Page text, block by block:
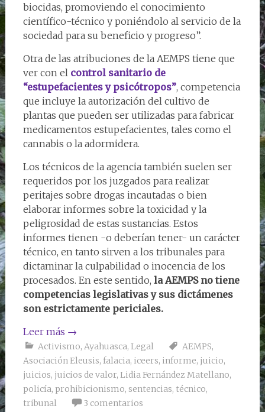
biocidas, promoviendo el conocimiento
científico-técnico y poniéndolo al servicio de la
sociedad para su beneficio y progreso”.
Otra de las atribuciones de la AEMPS tiene que
ver con el control sanitario de
“estupefacientes y psicótropos”, competencia
que incluye la autorización del cultivo de
plantas que pueden ser utilizadas para fabricar
medicamentos estupefacientes, tales como el
cannabis o la adormidera.
Los técnicos de la agencia también suelen ser
requeridos por los juzgados para realizar
peritajes sobre drogas incautadas o bien
elaborar informes sobre la toxicidad y la
peligrosidad de estas sustancias. Estos
informes tienen -o deberían tener- un carácter
técnico, en tanto sirven a los tribunales para
dictaminar la culpabilidad o inocencia de los
procesados. En este sentido, la AEMPS no tiene
competencias legislativas y sus dictámenes
son estrictamente periciales.
Leer más →
Activismo, Ayahuasca, Legal AEMPS,
Asociación Eleusis, falacia, iceers, informe, juicio,
juicios, juicios de valor, Lidia Fernández Matellano,
policía, prohibicionismo, sentencias, técnico,
tribunal
3 comentarios